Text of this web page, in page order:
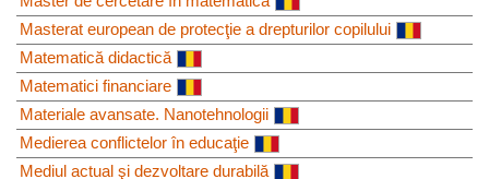
Masterat european de protecţie a drepturilor copilului
Matematică didactică
Matematici financiare
Materiale avansate. Nanotehnologii
Medierea conflictelor în educaţie
Mediul actual şi dezvoltare durabilă